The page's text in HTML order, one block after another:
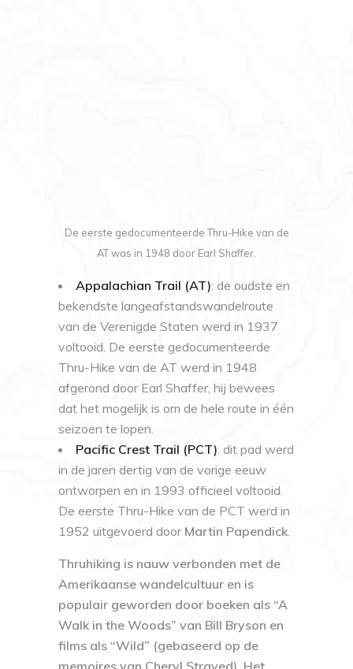
De eerste gedocumenteerde Thru-Hike van de
AT was in 1948 door Earl Shaffer.
Appalachian Trail (AT): de oudste en
bekendste langeafstandswandelroute
van de Verenigde Staten werd in 1937
voltooid. De eerste gedocumenteerde
Thru-Hike van de AT werd in 1948
afgerond door Earl Shaffer, hij bewees
dat het mogelijk is om de hele route in één
seizoen te lopen.
Pacific Crest Trail (PCT): dit pad werd
in de jaren dertig van de vorige eeuw
ontworpen en in 1993 officieel voltooid.
De eerste Thru-Hike van de PCT werd in
1952 uitgevoerd door Martin Papendick
Thruhiking is nauw verbonden met de
Amerikaanse wandelcultuur en is
populair geworden door boeken als “A
Walk in the Woods” van Bill Bryson en
films als “Wild” (gebaseerd op de
memoires van Cheryl Strayed). Het